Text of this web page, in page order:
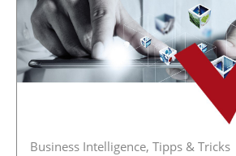
Business Intelligence, Tipps & Tricks